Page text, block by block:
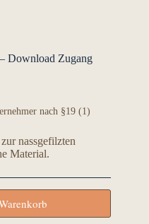
Download Zugang
nach §19 (1)
nassgefilzten
Material.